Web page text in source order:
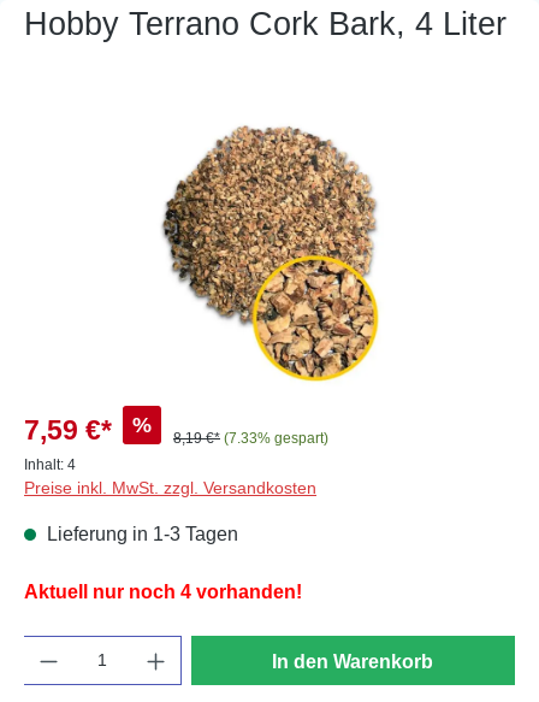
Hobby Terrano Cork Bark, 4 Liter
Bildergalerie überspringen
7,59 €* %
8,19 €* (7.33% gespart)
Inhalt: 4
Preise inkl. MwSt. zzgl. Versandkosten
Lieferung in 1-3 Tagen
Aktuell nur noch 4 vorhanden!
In den Warenkorb